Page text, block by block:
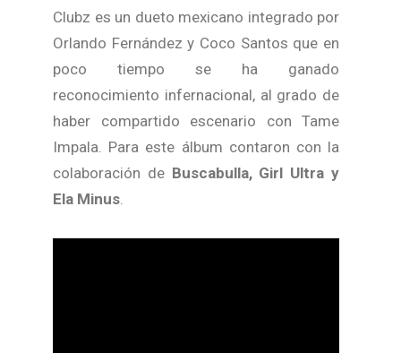
Clubz es un dueto mexicano integrado por
Orlando Fernández y Coco Santos que en
poco tiempo se ha ganado
reconocimiento infernacional, al grado de
haber compartido escenario con Tame
Impala. Para este álbum contaron con la
colaboración deBuscabulla, Girl Ultra y
Ela Minus.